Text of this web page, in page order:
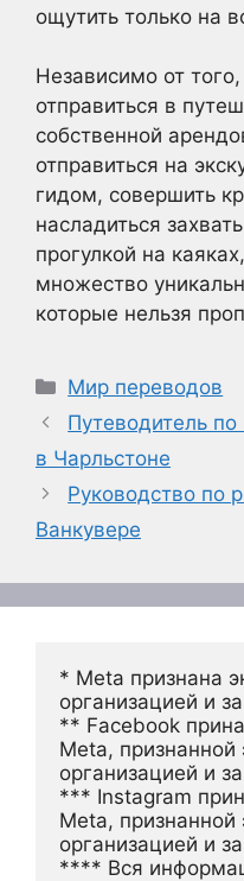
ощутить только на
Независимо от
отправиться в
собственной
отправиться на
гидом, совершить
насладиться
прогулкой на
множество
которые нельзя
Рубрики
Мир переводов
Путеводитель
в Чарльстоне
Руководство по
Ванкувере
* Meta признана
организацией и
** Facebook
Meta, признанной
организацией и
*** Instagram
Meta, признанной
организацией и
**** Вся